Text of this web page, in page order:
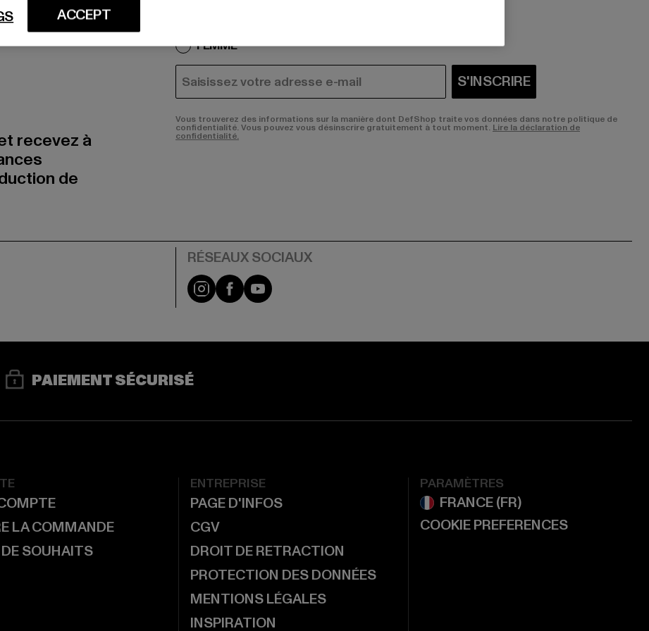
recevez à
de
FEMME
COURRIEL S'INSCRIRE
Vous trouverez des informations sur la manière dont DefShop traite vos données dans notre politique de
confidentialité. Vous pouvez vous désinscrire gratuitement à tout moment.Lire la déclaration de
confidentialité.
Visit our Instagram page:
Visit our Facebook page:
Visit our YouTube channel:
PAIEMENT SÉCURISÉ
LA COMMANDE
SOUHAITS
ENTREPRISE
PAGE D'INFOS
CGV
DROIT DE RETRACTION
PROTECTION DES DONNÉES
MENTIONS LÉGALES
INSPIRATION
PARAMÈTRES
COOKIE PREFERENCES
ACCEPT